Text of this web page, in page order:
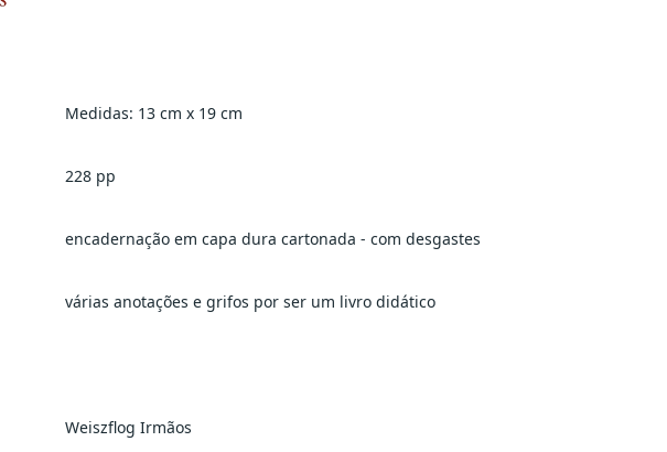
Medidas: 13 cm x 19 cm
228 pp
encadernação em capa dura cartonada - com desgastes
várias anotações e grifos por ser um livro didático
Weiszflog Irmãos